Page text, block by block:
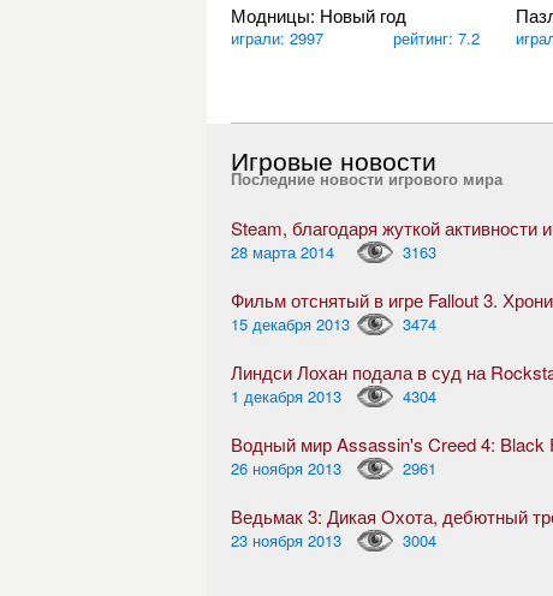
Модницы: Новый год
играли: 2997 рейтинг: 7.2
Игровые новости
Последние новости игрового мира
28 марта 2014 3163
Фильм отснятый в игре Fallout 3.
15 декабря 2013 3474
Линдси Лохан подала в суд на
1 декабря 2013 4304
Водный мир Assassin's Creed 4: Black
26 ноября 2013 2961
23 ноября 2013 3004